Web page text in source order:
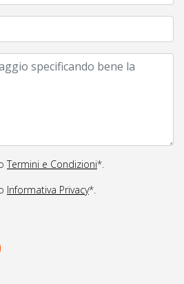
Termini e Condizioni*.
Informativa Privacy*.